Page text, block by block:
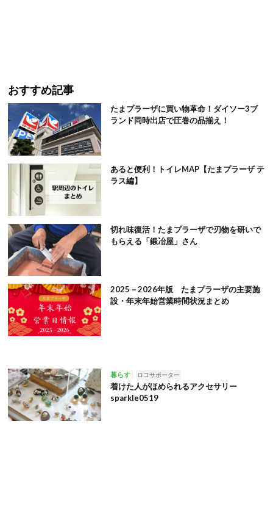
おすすめ記事
たまプラーザに買い物革命！ダイソー3ブ
ランド同時出店で圧巻の品揃え！
あると便利！トイレMAP【たまプラーザ テ
ラス編】
切れ味復活！たまプラーザで刃物を研いで
もらえる「鍛冶屋」さん
2025－2026年版 たまプラーザの主要施
設・年末年始営業時間状況まとめ
暮らす ロコサポーター
着けた人がほめられるアクセサリー
sparkle0519